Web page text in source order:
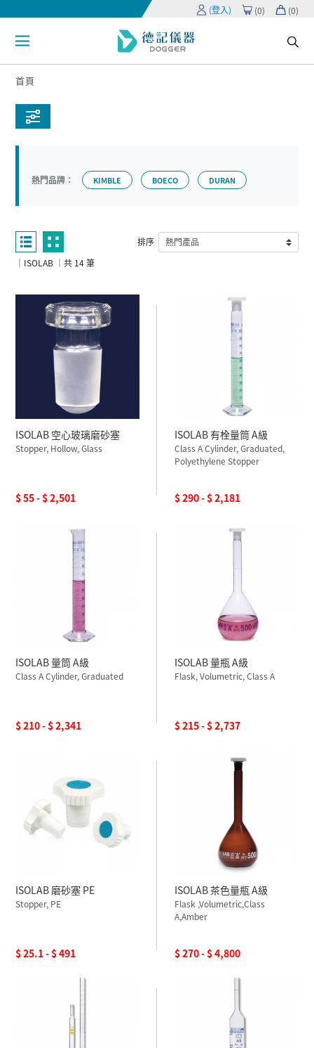
(登入) (0) (0)
首頁
熱門品牌： KIMBLE BOECO DURAN
｜ISOLAB ｜共 14 筆
排序
ISOLAB 空心玻璃磨砂塞
Stopper, Hollow, Glass
$ 55 - $ 2,501
ISOLAB 有栓量筒 A級
Class A Cylinder, Graduated,
Polyethylene Stopper
$ 290 - $ 2,181
ISOLAB 量筒 A級
Class A Cylinder, Graduated
$ 210 - $ 2,341
ISOLAB 量瓶 A級
Flask, Volumetric, Class A
$ 215 - $ 2,737
ISOLAB 磨砂塞 PE
Stopper, PE
$ 25.1 - $ 491
ISOLAB 茶色量瓶 A級
Flask ,Volumetric,Class
A,Amber
$ 270 - $ 4,800